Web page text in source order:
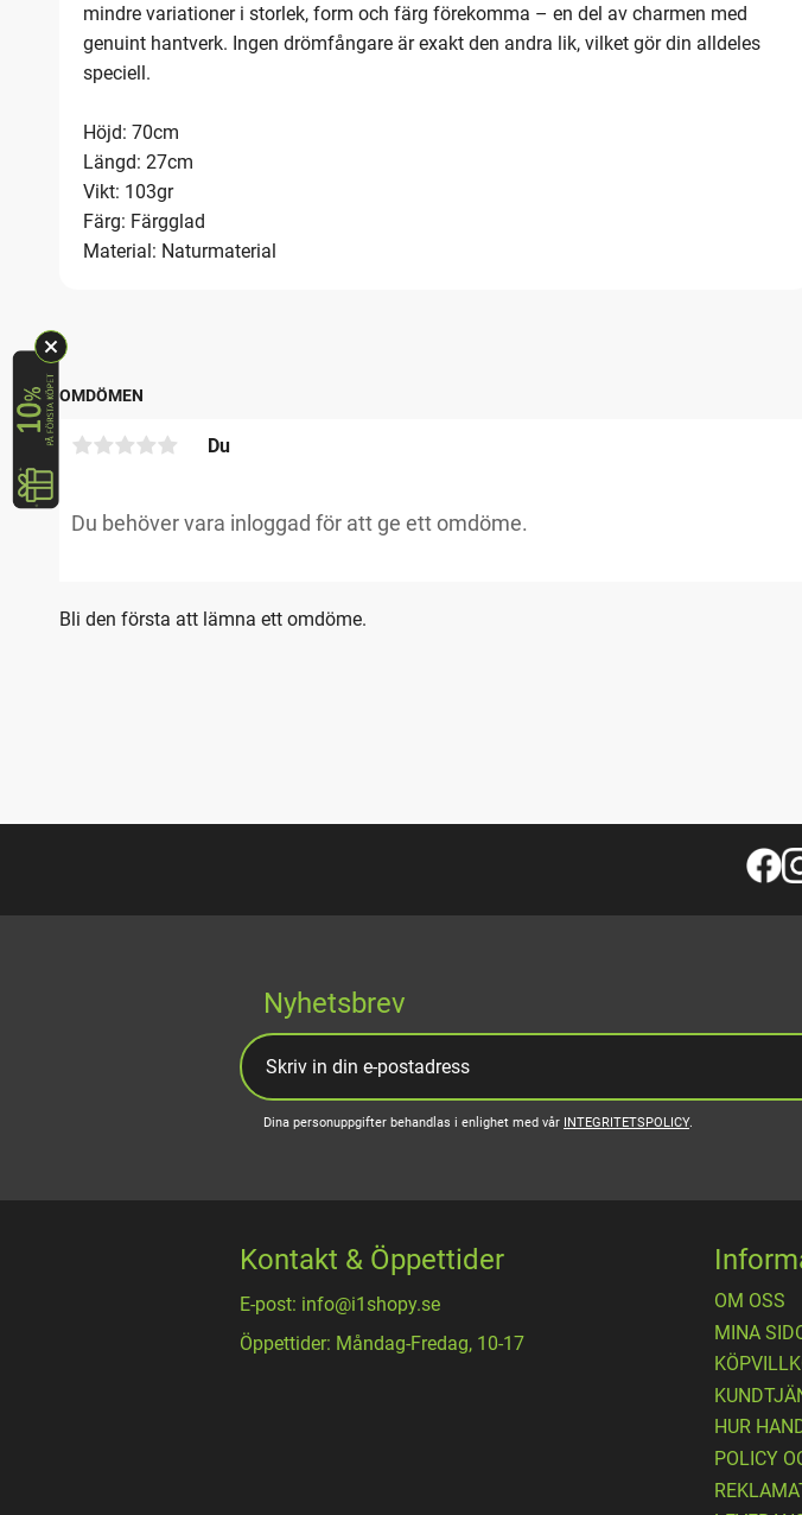
mindre variationer i storlek, form och färg förekomma – en del av charmen med
genuint hantverk. Ingen drömfångare är exakt den andra lik, vilket gör din alldeles
speciell.
Höjd: 70cm
Längd: 27cm
Vikt: 103gr
Färg: Färgglad
Material: Naturmaterial
OMDÖMEN
Du
Bli den första att lämna ett omdöme.
Nyhetsbrev
Dina personuppgifter behandlas i enlighet med vår INTEGRITETSPOLICY.
Kontakt & Öppettider
E-post: info@i1shopy.se
Öppettider: Måndag-Fredag, 10-17
OM OSS
MINA
HUR
POLICY